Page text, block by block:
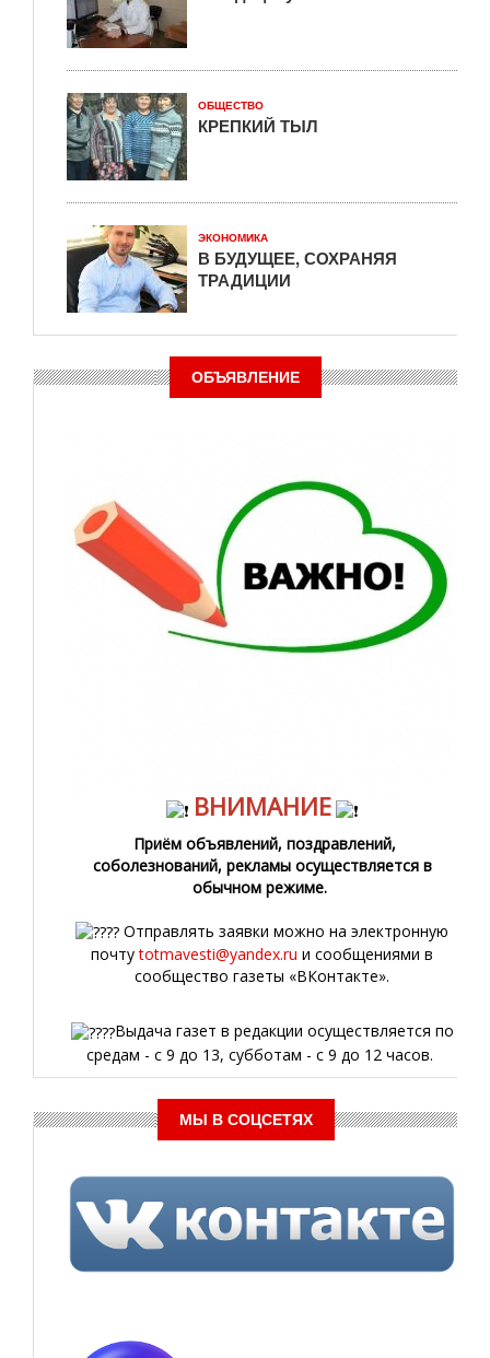
ОБЩЕСТВО
КРЕПКИЙ ТЫЛ
ЭКОНОМИКА
В БУДУЩЕЕ, СОХРАНЯЯ
ТРАДИЦИИ
ОБЪЯВЛЕНИЕ
ВНИМАНИЕ
Приём объявлений, поздравлений,
соболезнований, рекламы осуществляется в
обычном режиме.
Отправлять заявки можно на электронную
почтуtotmavesti@yandex.ru и сообщениями в
сообщество газеты «ВКонтакте».
Выдача газет в редакции осуществляется по
средам - с 9 до 13, субботам - с 9 до 12 часов.
МЫ В СОЦСЕТЯХ